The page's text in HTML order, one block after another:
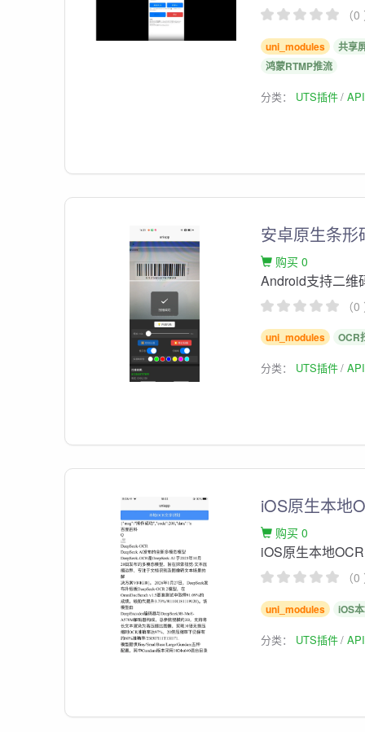
（
uni_modules
共享
鸿蒙RTMP推流
分类： UTS插件
安卓原生条
购买 0
Android支持二维
（
uni_modules OCR
分类： UTS插件
iOS原生本地
购买 0
iOS原生本地
（
uni_modules iOS
分类： UTS插件